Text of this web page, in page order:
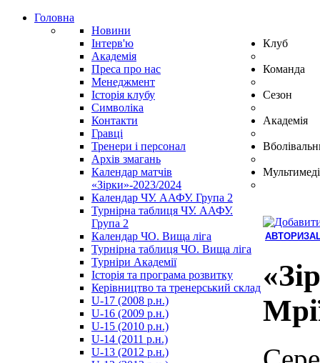
Головна
Новини
Інтерв'ю
Академія
Преса про нас
Клуб
Менеджмент
Історія клубу
Символіка
Контакти
Команда
Гравці
Тренери і персонал
Архів змагань
Сезон
Календар матчів
«Зірки»-2023/2024
Календар ЧУ. ААФУ. Група 2
Турнірна таблиця ЧУ. ААФУ.
Група 2
Календар ЧО. Вища ліга
Турнірна таблиця ЧО. Вища ліга
Академія
Турніри Академії
Історія та програма розвитку
Керівництво та тренерський склад
U-17 (2008 р.н.)
U-16 (2009 р.н.)
U-15 (2010 р.н.)
U-14 (2011 р.н.)
U-13 (2012 р.н.)